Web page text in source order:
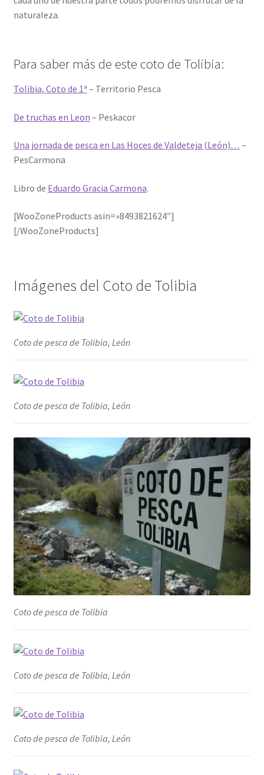
naturaleza.
Para saber más de este coto de Tolibia:
Tolibia, Coto de 1ª – Territorio Pesca
De truchas en Leon – Peskacor
Una jornada de pesca en Las Hoces de Valdeteja (León)… –
PesCarmona
Libro de Eduardo Gracia Carmona.
[WooZoneProducts asin=»8493821624″]
[/WooZoneProducts]
Imágenes del Coto de Tolibia
Coto de pesca de Tolibia, León
Coto de pesca de Tolibia, León
Coto de pesca de Tolibia
Coto de pesca de Tolibia, León
Coto de pesca de Tolibia, León